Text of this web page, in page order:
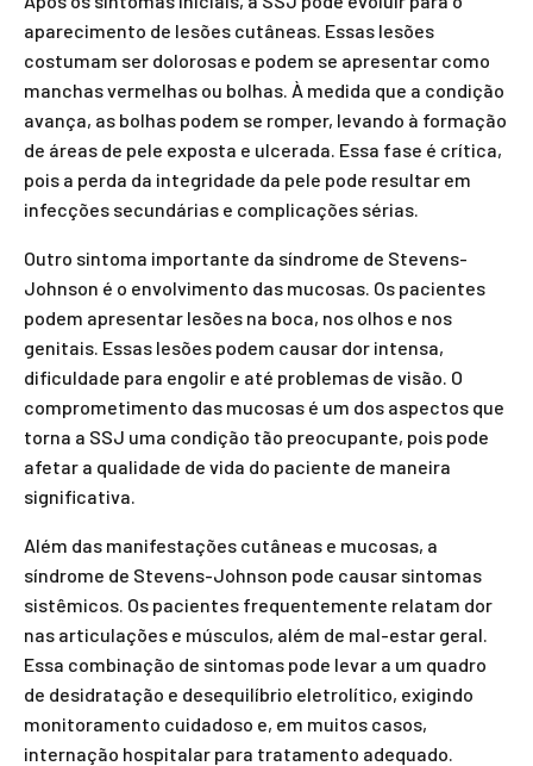
aparecimento de lesões cutâneas. Essas lesões
costumam ser dolorosas e podem se apresentar como
manchas vermelhas ou bolhas. À medida que a condição
avança, as bolhas podem se romper, levando à formação
de áreas de pele exposta e ulcerada. Essa fase é crítica,
pois a perda da integridade da pele pode resultar em
infecções secundárias e complicações sérias.
Outro sintoma importante da síndrome de Stevens-
Johnson é o envolvimento das mucosas. Os pacientes
podem apresentar lesões na boca, nos olhos e nos
genitais. Essas lesões podem causar dor intensa,
dificuldade para engolir e até problemas de visão. O
comprometimento das mucosas é um dos aspectos que
torna a SSJ uma condição tão preocupante, pois pode
afetar a qualidade de vida do paciente de maneira
significativa.
Além das manifestações cutâneas e mucosas, a
síndrome de Stevens-Johnson pode causar sintomas
sistêmicos. Os pacientes frequentemente relatam dor
nas articulações e músculos, além de mal-estar geral.
Essa combinação de sintomas pode levar a um quadro
de desidratação e desequilíbrio eletrolítico, exigindo
monitoramento cuidadoso e, em muitos casos,
internação hospitalar para tratamento adequado.